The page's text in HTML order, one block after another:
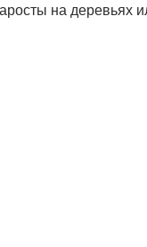
на деревьях